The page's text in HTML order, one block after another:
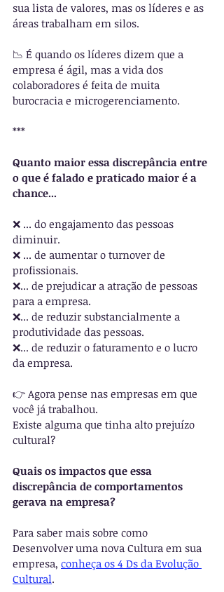
sua lista de valores, mas os líderes e as
áreas trabalham em silos.
📉 É quando os líderes dizem que a
empresa é ágil, mas a vida dos
colaboradores é feita de muita
burocracia e microgerenciamento.
***
Quanto maior essa discrepância entre
o que é falado e praticado maior é a
chance...
❌ ... do engajamento das pessoas
diminuir.
❌ ... de aumentar o turnover de
profissionais.
❌... de prejudicar a atração de pessoas
para a empresa.
❌... de reduzir substancialmente a
produtividade das pessoas.
❌... de reduzir o faturamento e o lucro
da empresa.
👉 Agora pense nas empresas em que
você já trabalhou.
Existe alguma que tinha alto prejuízo
cultural?
Quais os impactos que essa
discrepância de comportamentos
gerava na empresa?
Para saber mais sobre como
Desenvolver uma nova Cultura em sua
empresa, conheça os 4 Ds da Evolução
Cultural.